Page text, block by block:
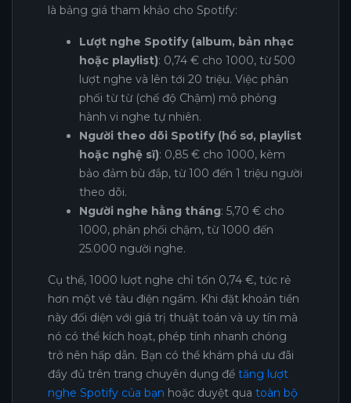
là bảng giá tham khảo cho Spotify:
Lượt nghe Spotify (album, bản nhạc
hoặc playlist): 0,74 € cho 1000, từ 500
lượt nghe và lên tới 20 triệu. Việc phân
phối từ từ (chế độ Chậm) mô phỏng
hành vi nghe tự nhiên.
Người theo dõi Spotify (hồ sơ, playlist
hoặc nghệ sĩ): 0,85 € cho 1000, kèm
bảo đảm bù đắp, từ 100 đến 1 triệu người
theo dõi.
Người nghe hằng tháng: 5,70 € cho
1000, phân phối chậm, từ 1000 đến
25.000 người nghe.
Cụ thể, 1000 lượt nghe chỉ tốn 0,74 €, tức rẻ
hơn một vé tàu điện ngầm. Khi đặt khoản tiền
này đối diện với giá trị thuật toán và uy tín mà
nó có thể kích hoạt, phép tính nhanh chóng
trở nên hấp dẫn. Bạn có thể khám phá ưu đãi
đầy đủ trên trang chuyên dụng để tăng lượt
nghe Spotify của bạn hoặc duyệt qua toàn bộ